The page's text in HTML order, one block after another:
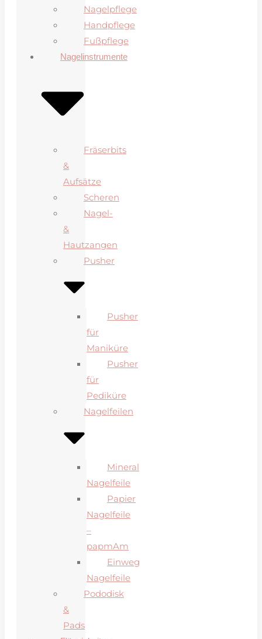
Nagelpflege
Handpflege
Fußpflege
Nagelinstrumente
Fräserbits
&
Aufsätze
Scheren
Nagel-
&
Hautzangen
Pusher
Pusher
für
Maniküre
Pusher
für
Pediküre
Nagelfeilen
Mineral
Nagelfeile
Papier
Nagelfeile
–
papmAm
Einweg
Nagelfeile
Pododisk
&
Pads